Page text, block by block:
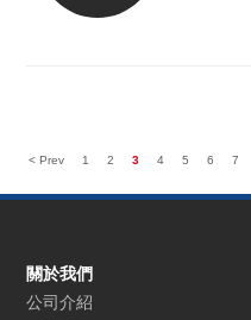
< Prev 1 2 3 4 5 6 7
關於我們
公司介紹